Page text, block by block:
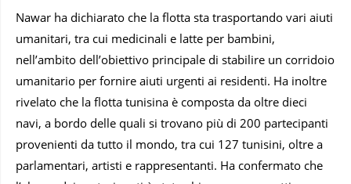
Nawar ha dichiarato che la flotta sta trasportando vari aiuti
umanitari, tra cui medicinali e latte per bambini,
nell’ambito dell’obiettivo principale di stabilire un corridoio
umanitario per fornire aiuti urgenti ai residenti. Ha inoltre
rivelato che la flotta tunisina è composta da oltre dieci
navi, a bordo delle quali si trovano più di 200 partecipanti
provenienti da tutto il mondo, tra cui 127 tunisini, oltre a
parlamentari, artisti e rappresentanti. Ha confermato che